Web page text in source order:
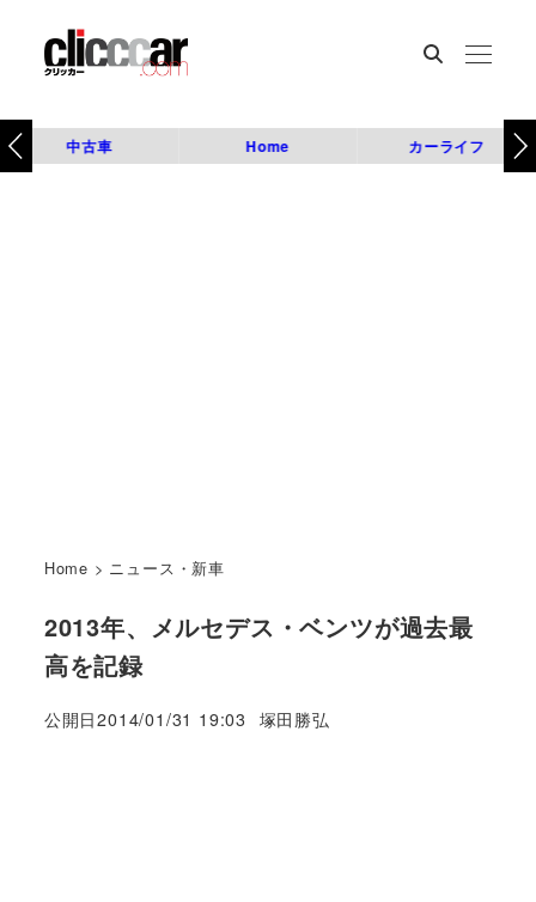
中古車 Home カーライフ
Home > ニュース・新車
2013年、メルセデス・ベンツが過去最
高を記録
公開日2014/01/31 19:03
著
塚田勝弘